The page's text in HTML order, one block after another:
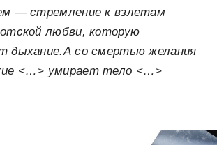
— стремление к взлетам
любви, которую
дыхание.А со смертью желания
<…> умирает тело <…>